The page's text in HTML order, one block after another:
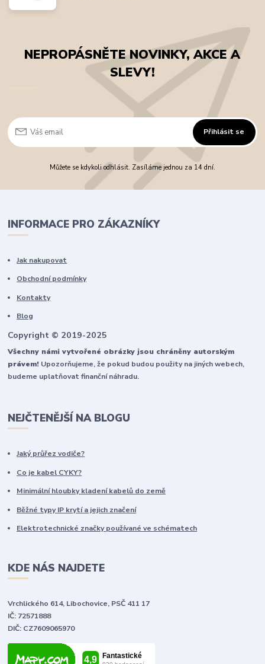
NEPROPÁSNĚTE NOVINKY, AKCE A
SLEVY!
Přihlásit se
Můžete se kdykoli odhlásit. Zasíláme jednou za 14 dní.
INFORMACE PRO ZÁKAZNÍKY
Jak nakupovat
Obchodní podmínky
Kontakty
Blog
Copyright © 2019-2025
Všechny námi vytvořené obrázky jsou chráněny autorským
právem! Upozorňujeme, že pokud budou použity na jiných webech,
budeme uplatňovat finanční náhradu.
NEJČTENĚJŠÍ NA BLOGU
Jaký průřez vodiče?
Co je kabel CYKY?
Minimální hloubky kladení kabelů do země
Běžné typy IP krytí a jejich značení
Elektrotechnické značky používané ve schématech
KDE NÁS NAJDETE
Vrchlického 614, Libochovice, PSČ 411 17
IČ: 72571888
DIČ: CZ7609065970